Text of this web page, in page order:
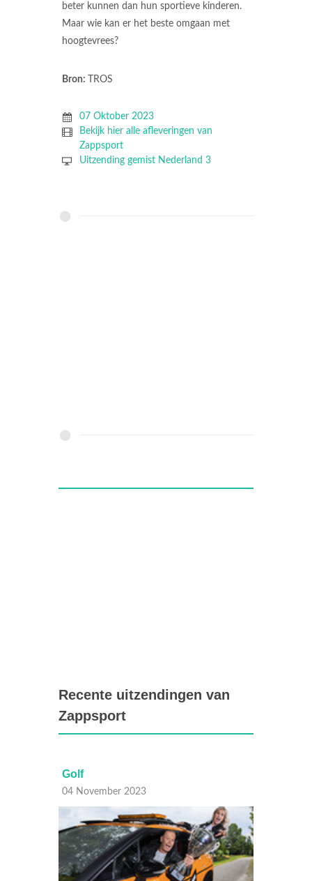
beter kunnen dan hun sportieve kinderen.
Maar wie kan er het beste omgaan met
hoogtevrees?
Bron: TROS
07 Oktober 2023
Bekijk hier alle afleveringen van
Zappsport
Uitzending gemist Nederland 3
Recente uitzendingen van
Zappsport
Golf
04 November 2023